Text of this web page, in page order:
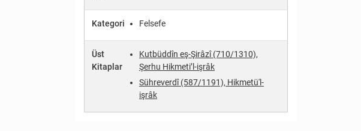
Kategori Felsefe
Üst
Kitaplar
Kutbüddîn eş-Şirâzî (710/1310),
Şerhu Hikmeti’l-işrâk
Sühreverdî (587/1191), Hikmetü'l-
işrâk